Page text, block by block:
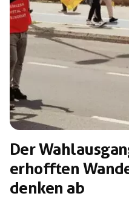
Der
erhofften
denken ab